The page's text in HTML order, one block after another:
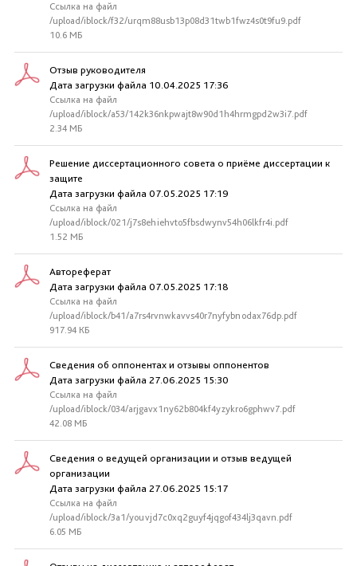
Ссылка на файл
/upload/iblock/f32/urqm88usb13p08d31twb1fwz4s0t9fu9.pdf
10.6 МБ
Отзыв руководителя
Дата загрузки файла 10.04.2025 17:36
Ссылка на файл
/upload/iblock/a53/142k36nkpwajt8w90d1h4hrmgpd2w3i7.pdf
2.34 МБ
Решение диссертационного совета о приёме диссертации к
защите
Дата загрузки файла 07.05.2025 17:19
Ссылка на файл
/upload/iblock/021/j7s8ehiehvto5fbsdwynv54h06lkfr4i.pdf
1.52 МБ
Автореферат
Дата загрузки файла 07.05.2025 17:18
Ссылка на файл
/upload/iblock/b41/a7rs4rvnwkavvs40r7nyfybnodax76dp.pdf
917.94 КБ
Сведения об оппонентах и отзывы оппонентов
Дата загрузки файла 27.06.2025 15:30
Ссылка на файл
/upload/iblock/034/arjgavx1ny62b804kf4yzykro6gphwv7.pdf
42.08 МБ
Сведения о ведущей организации и отзыв ведущей
организации
Дата загрузки файла 27.06.2025 15:17
Ссылка на файл
/upload/iblock/3a1/youvjd7c0xq2guyf4jqgof434lj3qavn.pdf
6.05 МБ